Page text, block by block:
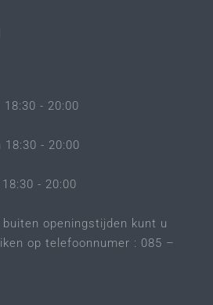
18:30 - 20:00
18:30 - 20:00
- 20:00
openingstijden kunt u
op telefoonnumer : 085 –